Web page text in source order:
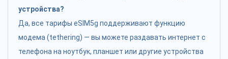
устройства?
Да, все тарифы eSIM5g поддерживают функцию
модема (tethering) — вы можете раздавать интернет с
телефона на ноутбук, планшет или другие устройства